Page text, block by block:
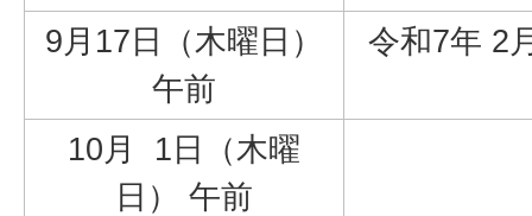
9月17日（木曜日）
午前
令和7年 2
10月 1日（木曜
日） 午前